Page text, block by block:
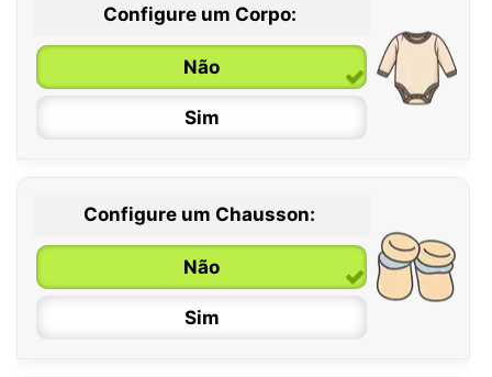
Configure um Corpo:
Não
Sim
0 / 6 meses
6 / 12 meses
12 / 18 meses
Configure um Chausson:
Não
Sim